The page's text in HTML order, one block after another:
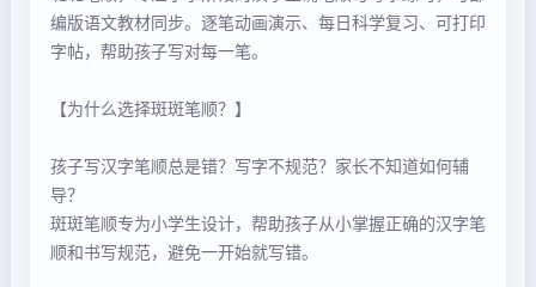
编版语文教材同步。逐笔动画演示、每日科学复习、可打印
字帖，帮助孩子写对每一笔。
【为什么选择斑斑笔顺？】
孩子写汉字笔顺总是错？写字不规范？家长不知道如何辅
导？
斑斑笔顺专为小学生设计，帮助孩子从小掌握正确的汉字笔
顺和书写规范，避免一开始就写错。